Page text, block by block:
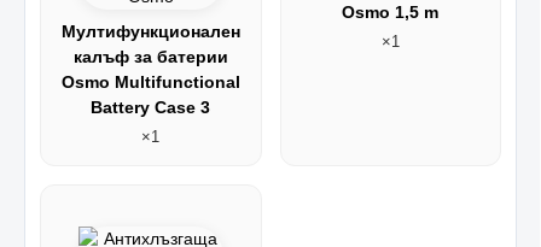
Мултифункционален
калъф за батерии
Osmo Multifunctional
Battery Case 3
×1
Osmo 1,5 m
×1